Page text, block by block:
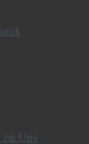
Uns